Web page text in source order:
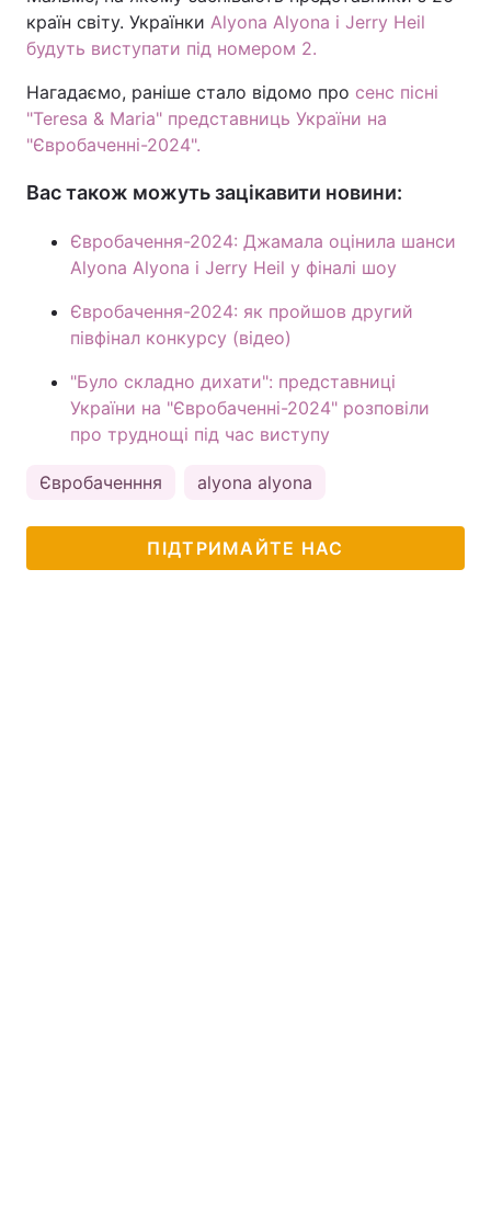
країн світу. Українки Alyona Alyona і Jerry Heil
будуть виступати під номером 2.
Нагадаємо, раніше стало відомо про сенс пісні
"Teresa & Maria" представниць України на
"Євробаченні-2024".
Вас також можуть зацікавити новини:
Євробачення-2024: Джамала оцінила шанси
Alyona Alyona і Jerry Heil у фіналі шоу
Євробачення-2024: як пройшов другий
півфінал конкурсу (відео)
"Було складно дихати": представниці
України на "Євробаченні-2024" розповіли
про труднощі під час виступу
Євробаченння alyona alyona
ПІДТРИМАЙТЕ НАС